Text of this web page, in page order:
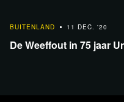
BUITENLAND
11 DEC. '20
De Weeffout in 75 jaar